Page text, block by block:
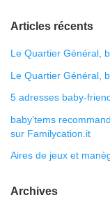
Articles récents
Le Quartier Général,
Le Quartier Général,
5 adresses baby-
baby’tems
sur Familycation.it
Aires de jeux et
Archives